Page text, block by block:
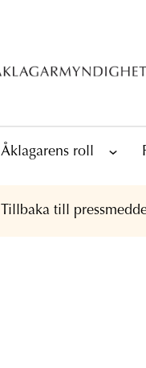
Åklagarens roll
Tillbaka till